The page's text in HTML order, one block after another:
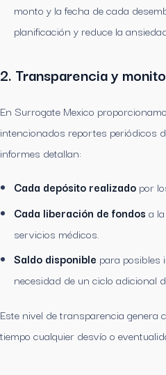
monto y la fecha de cada
planificación y reduce la
2. Transparencia y
En Surrogate Mexico
intencionados reportes periódicos
informes detallan:
Cada depósito realizado por
Cada liberación de fondos a
servicios médicos.
Saldo disponible para posibles
necesidad de un ciclo adicional
Este nivel de transparencia genera
tiempo cualquier desvío o